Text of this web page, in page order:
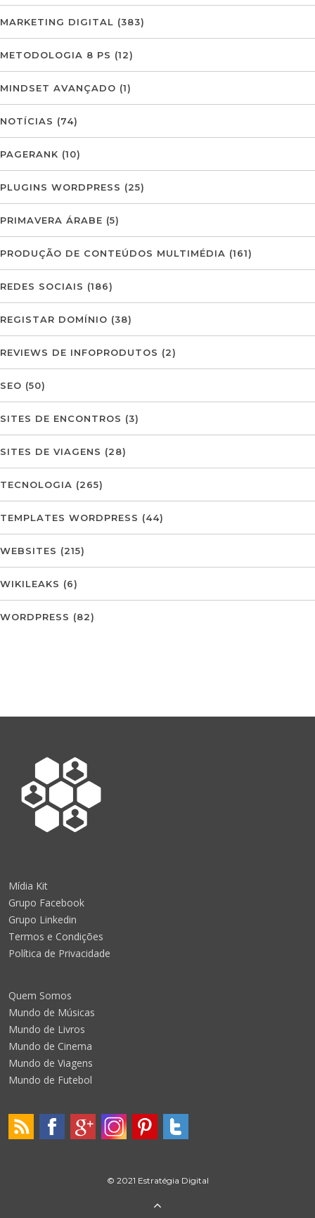
MARKETING DIGITAL (383)
METODOLOGIA 8 PS (12)
MINDSET AVANÇADO (1)
NOTÍCIAS (74)
PAGERANK (10)
PLUGINS WORDPRESS (25)
PRIMAVERA ÁRABE (5)
PRODUÇÃO DE CONTEÚDOS MULTIMÉDIA (161)
REDES SOCIAIS (186)
REGISTAR DOMÍNIO (38)
REVIEWS DE INFOPRODUTOS (2)
SEO (50)
SITES DE ENCONTROS (3)
SITES DE VIAGENS (28)
TECNOLOGIA (265)
TEMPLATES WORDPRESS (44)
WEBSITES (215)
WIKILEAKS (6)
WORDPRESS (82)
Mídia Kit
Grupo Facebook
Grupo Linkedin
Termos e Condições
Política de Privacidade
Quem Somos
Mundo de Músicas
Mundo de Livros
Mundo de Cinema
Mundo de Viagens
Mundo de Futebol
© 2021 Estratégia Digital